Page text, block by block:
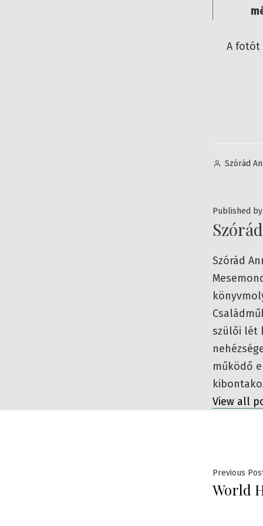
A fotót
Posted
Szórád
Published by
Szórád
szülői lét
működő
View all
Previous
World